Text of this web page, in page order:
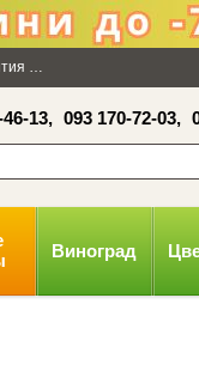
Оплата
13, 093 170-72-03,
Виноград